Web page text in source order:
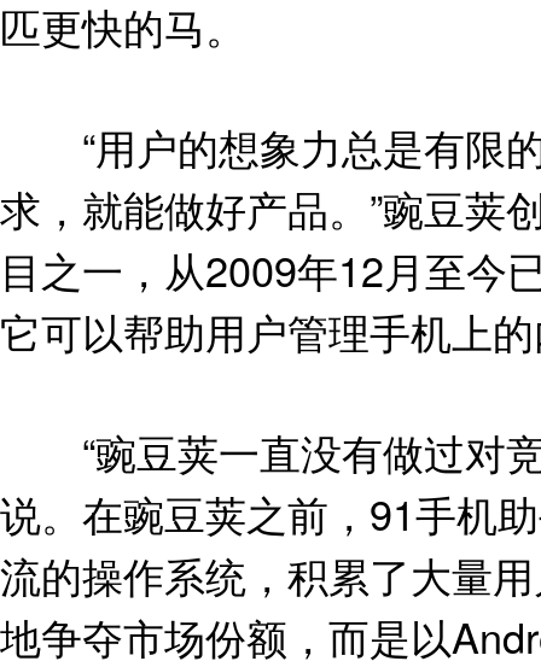
匹更快的马。
“用户的想象力总是有限
求，就能做好产品。”豌豆荚
目之一，从2009年12月至今
它可以帮助用户管理手机上
“豌豆荚一直没有做过对竞
说。在豌豆荚之前，91手机
流的操作系统，积累了大量
地争夺市场份额，而是以